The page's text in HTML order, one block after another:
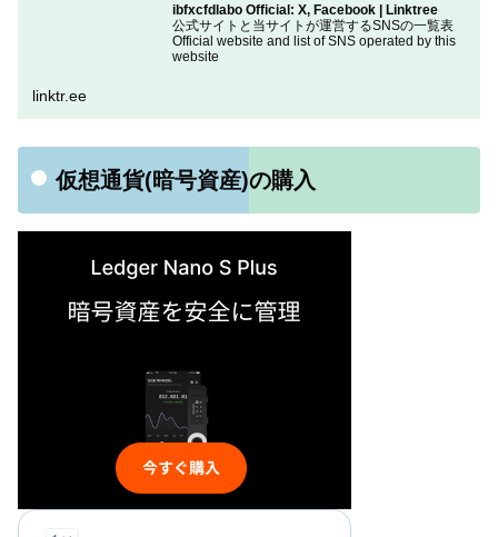
ibfxcfdlabo Official: X, Facebook | Linktree
公式サイトと当サイトが運営するSNSの一覧表
Official website and list of SNS operated by this
website
linktr.ee
仮想通貨(暗号資産)の購入